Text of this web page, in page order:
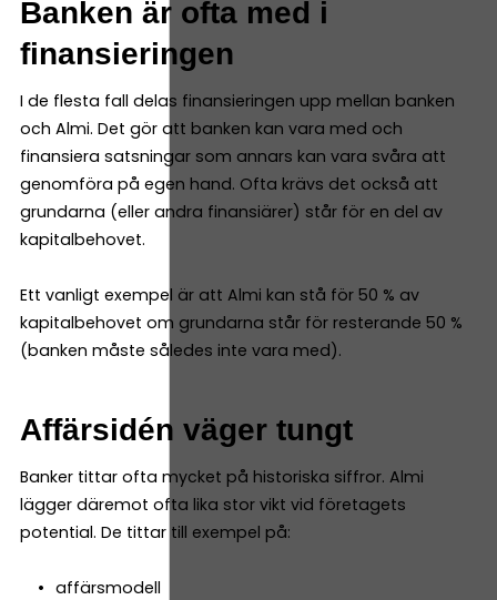
Banken är ofta med i
finansieringen
I de flesta fall delas finansieringen upp mellan banken
och Almi. Det gör att banken kan vara med och
finansiera satsningar som annars kan vara svåra att
genomföra på egen hand. Ofta krävs det också att
grundarna (eller andra finansiärer) står för en del av
kapitalbehovet.
Ett vanligt exempel är att Almi kan stå för 50 % av
kapitalbehovet om grundarna står för resterande 50 %
(banken måste således inte vara med).
Affärsidén väger tungt
Banker tittar ofta mycket på historiska siffror. Almi
lägger däremot ofta lika stor vikt vid företagets
potential. De tittar till exempel på:
affärsmodell